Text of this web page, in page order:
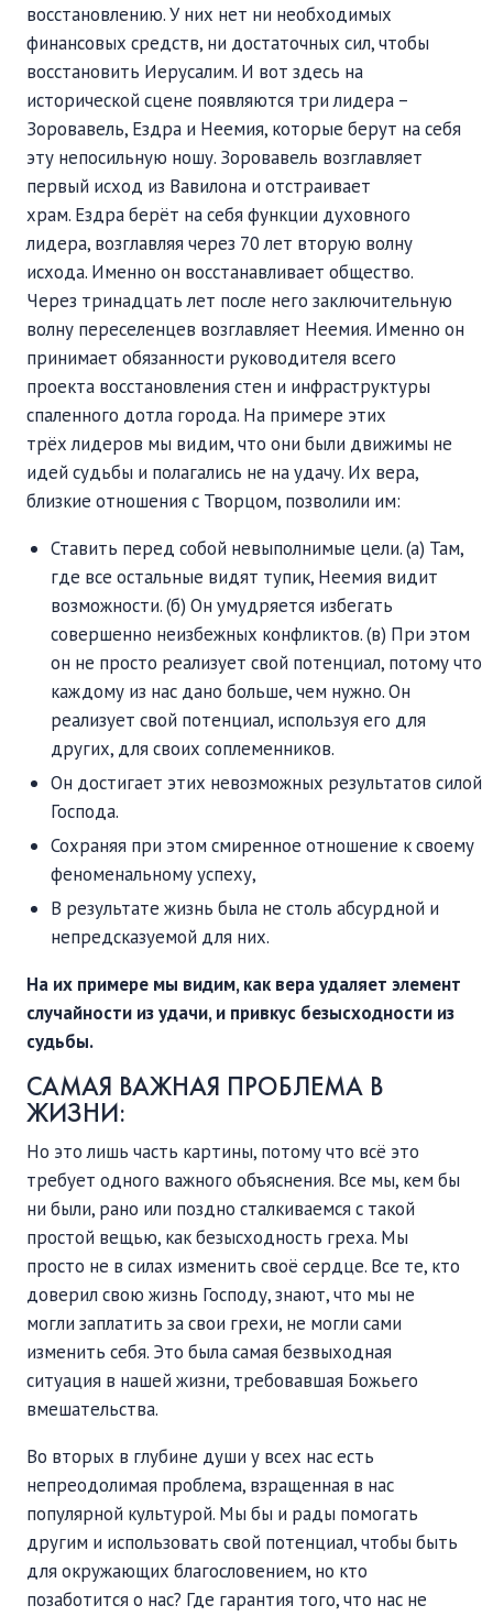
восстановлению. У них нет ни необходимых
финансовых средств, ни достаточных сил, чтобы
восстановить Иерусалим. И вот здесь на
исторической сцене появляются три лидера –
Зоровавель, Ездра и Неемия, которые берут на себя
эту непосильную ношу. Зоровавель возглавляет
первый исход из Вавилона и отстраивает
храм. Ездра берёт на себя функции духовного
лидера, возглавляя через 70 лет вторую волну
исхода. Именно он восстанавливает общество.
Через тринадцать лет после него заключительную
волну переселенцев возглавляет Неемия. Именно он
принимает обязанности руководителя всего
проекта восстановления стен и инфраструктуры
спаленного дотла города. На примере этих
трёх лидеров мы видим, что они были движимы не
идей судьбы и полагались не на удачу. Их вера,
близкие отношения с Творцом, позволили им:
Ставить перед собой невыполнимые цели. (а) Там,
где все остальные видят тупик, Неемия видит
возможности. (б) Он умудряется избегать
совершенно неизбежных конфликтов. (в) При этом
он не просто реализует свой потенциал, потому что
каждому из нас дано больше, чем нужно. Он
реализует свой потенциал, используя его для
других, для своих соплеменников.
Он достигает этих невозможных результатов силой
Господа.
Сохраняя при этом смиренное отношение к своему
феноменальному успеху,
В результате жизнь была не столь абсурдной и
непредсказуемой для них.
На их примере мы видим, как вера удаляет элемент
случайности из удачи, и привкус безысходности из
судьбы.
САМАЯ ВАЖНАЯ ПРОБЛЕМА В
ЖИЗНИ:
Но это лишь часть картины, потому что всё это
требует одного важного объяснения. Все мы, кем бы
ни были, рано или поздно сталкиваемся с такой
простой вещью, как безысходность греха. Мы
просто не в силах изменить своё сердце. Все те, кто
доверил свою жизнь Господу, знают, что мы не
могли заплатить за свои грехи, не могли сами
изменить себя. Это была самая безвыходная
ситуация в нашей жизни, требовавшая Божьего
вмешательства.
Во вторых в глубине души у всех нас есть
непреодолимая проблема, взращенная в нас
популярной культурой. Мы бы и рады помогать
другим и использовать свой потенциал, чтобы быть
для окружающих благословением, но кто
позаботится о нас? Где гарантия того, что нас не